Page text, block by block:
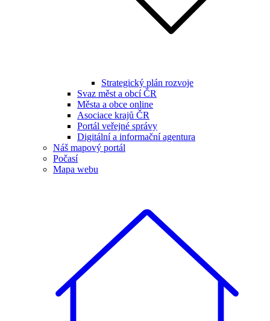
Strategický plán rozvoje
Svaz měst a obcí ČR
Města a obce online
Asociace krajů ČR
Portál veřejné správy
Digitální a informační agentura
Náš mapový portál
Počasí
Mapa webu